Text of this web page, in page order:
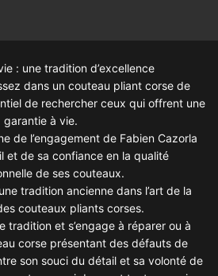
: une tradition d’excellence
dans un couteau pliant corse de
de rechercher ceux qui offrent une
garantie à vie.
de l’engagement de Fabien Cazorla
et de sa confiance en la qualité
de ses couteaux.
tradition ancienne dans l’art de la
couteaux pliants corses.
tradition et s’engage à réparer ou à
corse présentant des défauts de
son souci du détail et sa volonté de